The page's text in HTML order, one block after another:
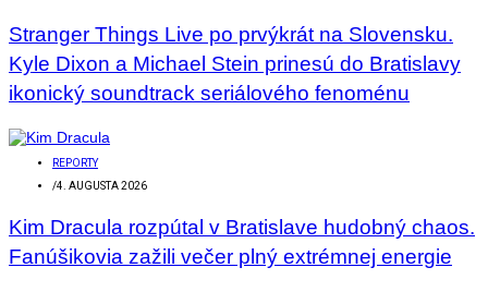
Stranger Things Live po prvýkrát na Slovensku.
Kyle Dixon a Michael Stein prinesú do Bratislavy
ikonický soundtrack seriálového fenoménu
REPORTY
/4. AUGUSTA 2026
Kim Dracula rozpútal v Bratislave hudobný chaos.
Fanúšikovia zažili večer plný extrémnej energie